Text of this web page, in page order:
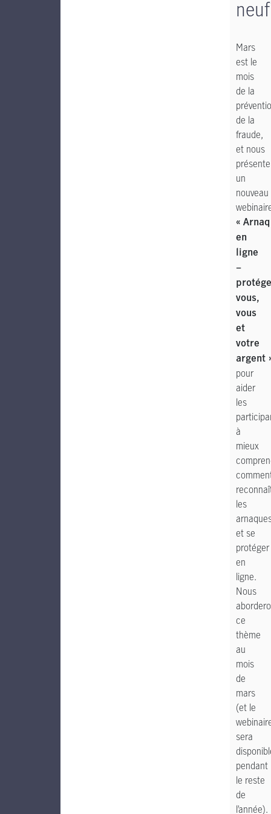
Mars
est le
mois
de la
de la
fraude,
et nous
un
nouveau
«
en
ligne
–
vous,
vous
et
votre
argent
pour
aider
les
à
mieux
les
et se
protéger
en
ligne.
Nous
ce
thème
au
mois
de
mars
(et le
sera
pendant
le reste
de
l’année).